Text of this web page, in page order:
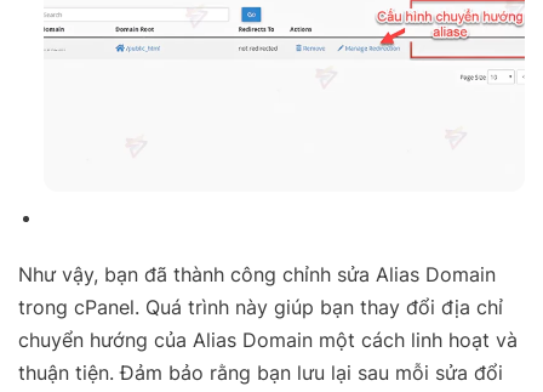
Như vậy, bạn đã thành công chỉnh sửa Alias Domain
trong cPanel. Quá trình này giúp bạn thay đổi địa chỉ
chuyển hướng của Alias Domain một cách linh hoạt và
thuận tiện. Đảm bảo rằng bạn lưu lại sau mỗi sửa đổi